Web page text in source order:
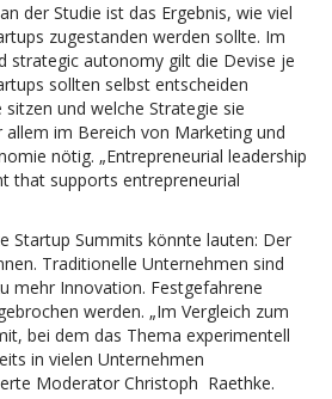
der Studie ist das Ergebnis, wie viel
zugestanden werden sollte. Im
strategic autonomy gilt die Devise je
sollten selbst entscheiden
und welche Strategie sie
im Bereich von Marketing und
nötig. „Entrepreneurial leadership
that supports entrepreneurial
Startup Summits könnte lauten: Der
Traditionelle Unternehmen sind
mehr Innovation. Festgefahrene
werden. „Im Vergleich zum
bei dem das Thema experimentell
in vielen Unternehmen
Moderator Christoph Raethke.